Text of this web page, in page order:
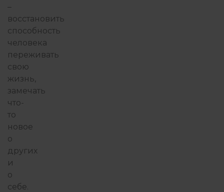
–
восстановить
способность
человека
переживать
свою
жизнь,
замечать
что-
то
новое
о
других
и
о
себе.